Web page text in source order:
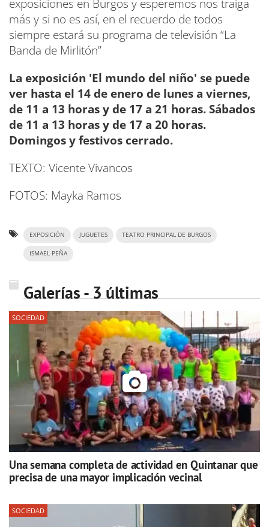
exposiciones en Burgos y esperemos nos traiga
más y si no es así, en el recuerdo de todos
siempre estará su programa de televisión “La
Banda de Mirlitón”
La exposición 'El mundo del niño' se puede
ver hasta el 14 de enero de lunes a viernes,
de 11 a 13 horas y de 17 a 21 horas. Sábados
de 11 a 13 horas y de 17 a 20 horas.
Domingos y festivos cerrado.
TEXTO: Vicente Vivancos
FOTOS: Mayka Ramos
EXPOSICIÓN JUGUETES TEATRO PRINCIPAL DE BURGOS
ISMAEL PEÑA
Galerías - 3 últimas
SOCIEDAD
Una semana completa de actividad en Quintanar que
precisa de una mayor implicación vecinal
SOCIEDAD